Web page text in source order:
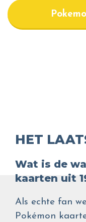
HET
Wat is de
kaarten uit
Als echte fan
Pokémon